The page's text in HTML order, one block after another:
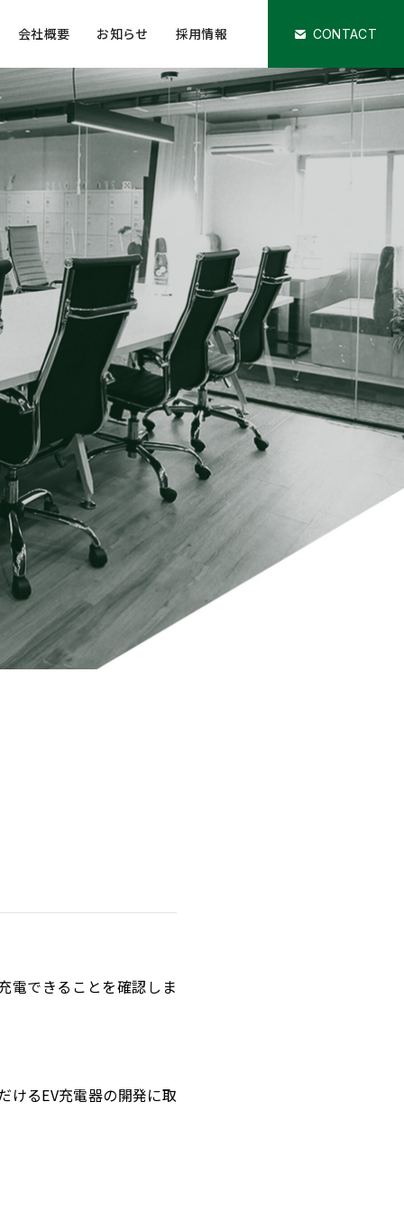
会社概要 お知らせ 採用情報 CONTACT
電できることを確認しま
けるEV充電器の開発に取